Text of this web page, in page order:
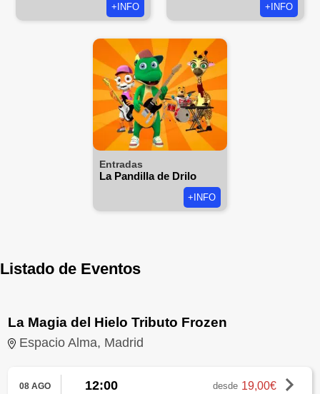
+INFO +INFO
Entradas
La Pandilla de Drilo
+INFO
Listado de Eventos
La Magia del Hielo Tributo Frozen
Espacio Alma, Madrid
08 AGO 12:00 desde 19,00€